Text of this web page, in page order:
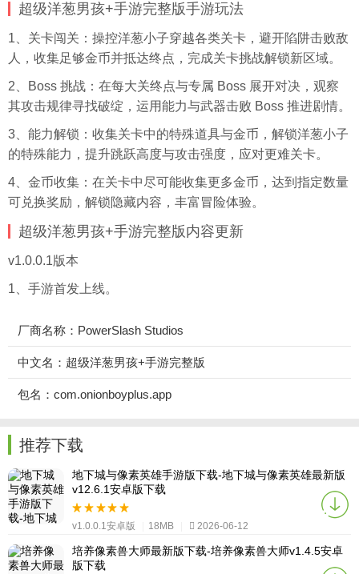
超级洋葱男孩+手游完整版手游玩法
1、关卡闯关：操控洋葱小子穿越各类关卡，避开陷阱击败敌
人，收集足够金币并抵达终点，完成关卡挑战解锁新区域。
2、Boss 挑战：在每大关终点与专属 Boss 展开对决，观察
其攻击规律寻找破绽，运用能力与武器击败 Boss 推进剧情。
3、能力解锁：收集关卡中的特殊道具与金币，解锁洋葱小子
的特殊能力，提升跳跃高度与攻击强度，应对更难关卡。
4、金币收集：在关卡中尽可能收集更多金币，达到指定数量
可兑换奖励，解锁隐藏内容，丰富冒险体验。
超级洋葱男孩+手游完整版内容更新
v1.0.0.1版本
1、手游首发上线。
厂商名称：PowerSlash Studios
中文名：超级洋葱男孩+手游完整版
包名：com.onionboyplus.app
推荐下载
地下城与像素英雄手游版下载-地下城与像素英雄最新版
v12.6.1安卓版下载
v1.0.0.1安卓版 18MB 2026-06-12
培养像素兽大师最新版下载-培养像素兽大师v1.4.5安卓
版下载